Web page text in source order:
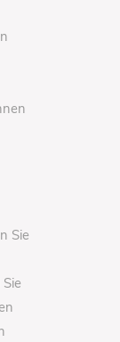
Sie